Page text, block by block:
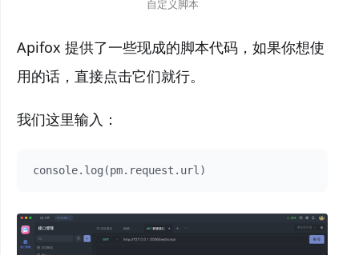
自定义脚本
Apifox 提供了一些现成的脚本代码，如果你想使
用的话，直接点击它们就行。
我们这里输入：